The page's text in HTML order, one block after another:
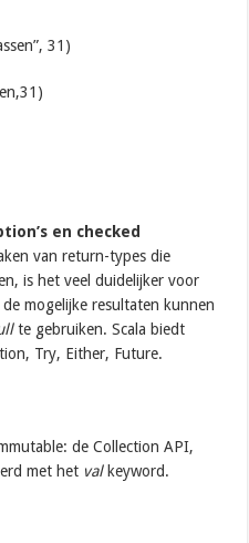
31)
en checked
van return-types die
is het veel duidelijker voor
mogelijke resultaten kunnen
te gebruiken. Scala biedt
Try, Either, Future.
de Collection API,
met het valkeyword.